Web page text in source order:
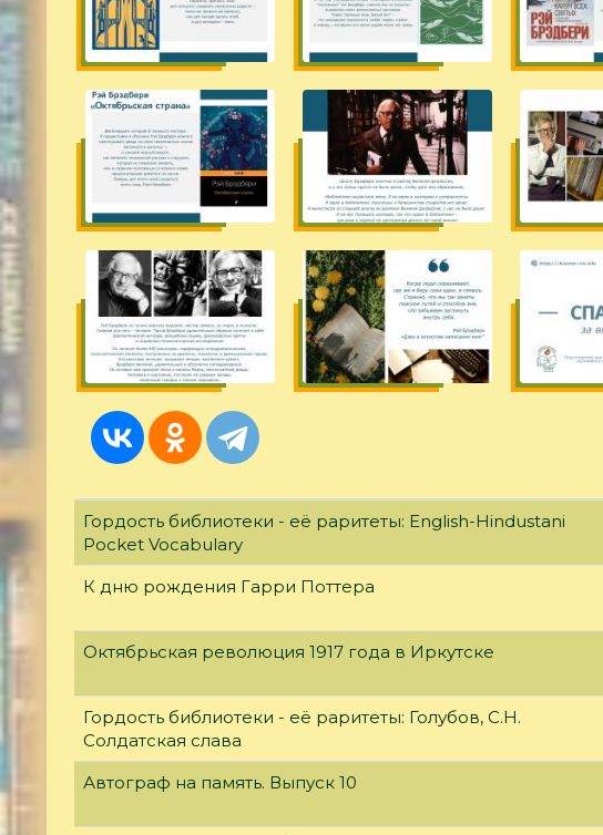
Гордость библиотеки - её раритеты: English-Hindustani
Pocket Vocabulary
К дню рождения Гарри Поттера
Октябрьская революция 1917 года в Иркутске
Гордость библиотеки - её раритеты: Голубов, С.Н.
Солдатская слава
Автограф на память. Выпуск 10